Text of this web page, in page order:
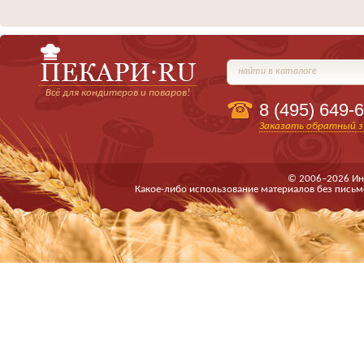
Всё для кондитеров и поваров!
найти в каталоге
8 (495) 649-
Заказать обратный
© 2006–2026
Какое-либо использование материалов без